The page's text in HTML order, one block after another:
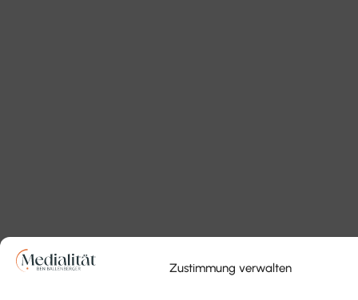
Zustimmung verwalten